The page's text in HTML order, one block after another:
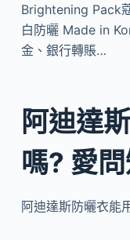
Brightening Pack
白防曬 Made in
金、銀行轉賬…
阿迪達
嗎? 愛
阿迪達斯防曬衣能